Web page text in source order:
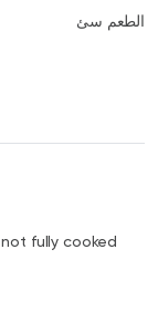
الطعم سئ
fully cooked